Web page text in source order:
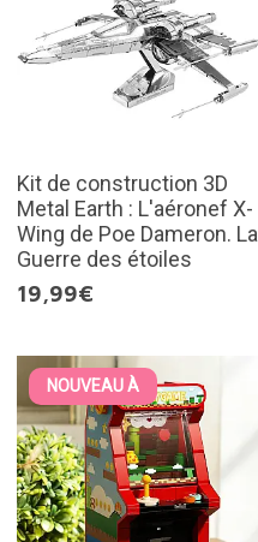
Kit de construction 3D
Metal Earth : L'aéronef X-
Wing de Poe Dameron. La
Guerre des étoiles
19,99€
NOUVEAU À